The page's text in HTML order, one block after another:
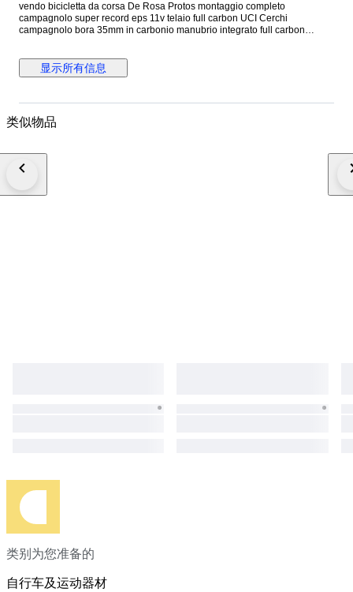
vendo bicicletta da corsa De Rosa Protos montaggio completo
campagnolo super record eps 11v telaio full carbon UCI Cerchi
campagnolo bora 35mm in carbonio manubrio integrato full carbon
显示所有信息
类似物品
类别为您准备的
自行车及运动器材